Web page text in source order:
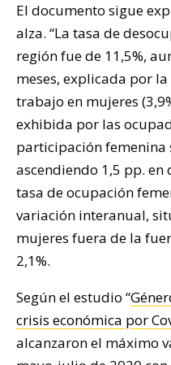
El documento sigue
alza. “La tasa de
región fue de 11,5%,
meses, explicada por
trabajo en mujeres
exhibida por las
participación femenina
ascendiendo 1,5 pp. en
tasa de ocupación
variación interanual,
mujeres fuera de la
2,1%.
Según el estudio “
crisis económica por
alcanzaron el máximo